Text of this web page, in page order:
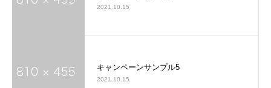
2021.10.15
キャンペーンサンプル5
2021.10.15